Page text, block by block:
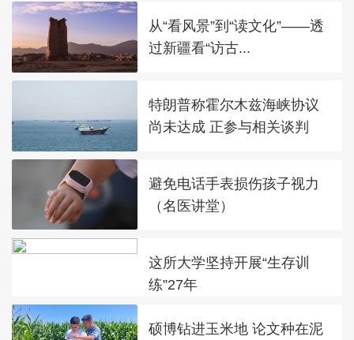
从“看风景”到“读文化”——透
过新疆看“访古...
特朗普称霍尔木兹海峡协议
尚未达成 正参与相关谈判
避免电话手表损伤孩子视力
（名医讲堂）
这所大学坚持开展“生存训
练”27年
硕博钻进玉米地 论文种在泥